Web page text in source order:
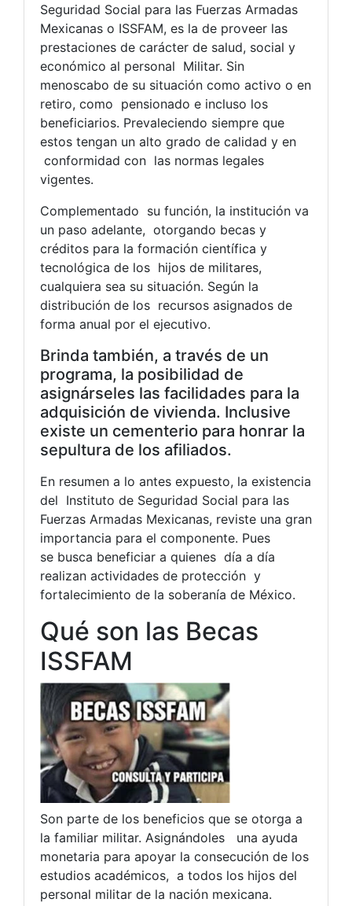
Seguridad Social para las Fuerzas Armadas
Mexicanas o ISSFAM, es la de proveer las
prestaciones de carácter de salud, social y
económico al personal Militar. Sin
menoscabo de su situación como activo o en
retiro, como pensionado e incluso los
beneficiarios. Prevaleciendo siempre que
estos tengan un alto grado de calidad y en
conformidad con las normas legales
vigentes.
Complementado su función, la institución va
un paso adelante, otorgando becas y
créditos para la formación científica y
tecnológica de los hijos de militares,
cualquiera sea su situación. Según la
distribución de los recursos asignados de
forma anual por el ejecutivo.
Brinda también, a través de un
programa, la posibilidad de
asignárseles las facilidades para la
adquisición de vivienda. Inclusive
existe un cementerio para honrar la
sepultura de los afiliados.
En resumen a lo antes expuesto, la existencia
del Instituto de Seguridad Social para las
Fuerzas Armadas Mexicanas, reviste una gran
importancia para el componente. Pues
se busca beneficiar a quienes día a día
realizan actividades de protección y
fortalecimiento de la soberanía de México.
Qué son las Becas
ISSFAM
Son parte de los beneficios que se otorga a
la familiar militar. Asignándoles una ayuda
monetaria para apoyar la consecución de los
estudios académicos, a todos los hijos del
personal militar de la nación mexicana.